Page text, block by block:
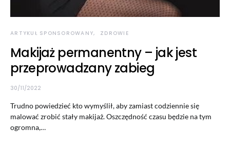
ARTYKUŁ SPONSOROWANY ZDROWIE
Makijaż permanentny – jak jest
przeprowadzany zabieg
30/11/2022
Trudno powiedzieć kto wymyślił, aby zamiast codziennie się
malować zrobić stały makijaż. Oszczędność czasu będzie na tym
ogromna,…